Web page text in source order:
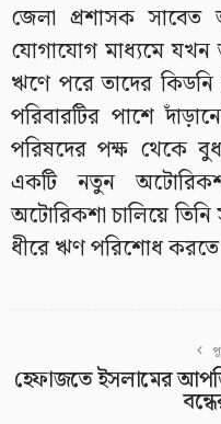
জেলা প্রশাসক
যোগাযোগ মাধ্যমে যখন
ঋণে পরে তাদের কিডনি
পরিবারটির পাশে
পরিষদের পক্ষ থেকে
একটি নতুন
অটোরিকশা চালিয়ে
ধীরে ঋণ পরিশোধ করতে
হেফাজতে ইসলামের